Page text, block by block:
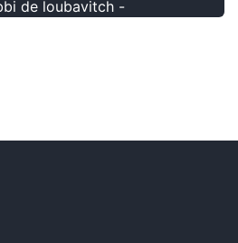
de loubavitch -